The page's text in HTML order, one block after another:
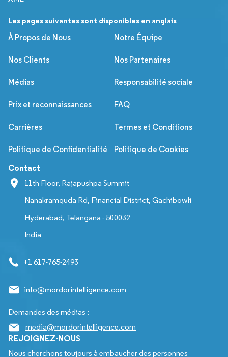
Les pages suivantes sont disponibles en anglais
À Propos de Nous
Notre Équipe
Nos Clients Nos Partenaires
Médias Responsabilité sociale
Prix et reconnaissances FAQ
Carrières Termes et Conditions
Politique de Confidentialité Politique de Cookies
Contact
11th Floor, Rajapushpa Summit
Nanakramguda Rd, Financial District, Gachibowli
Hyderabad, Telangana - 500032
India
+1 617-765-2493
info@mordorintelligence.com
Demandes des médias :
media@mordorintelligence.com
REJOIGNEZ-NOUS
Nous cherchons toujours à embaucher des personnes